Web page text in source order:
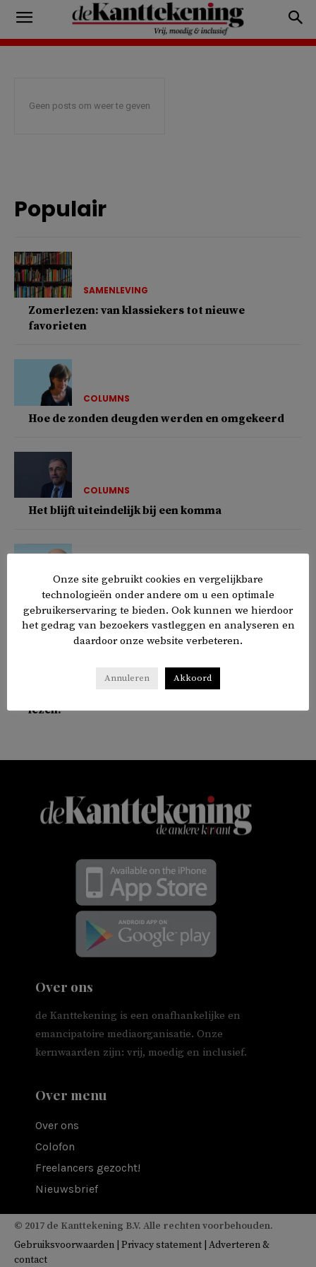
Geen posts om weer te geven
Populair
SAMENLEVING
Zomerlezen: van klassiekers tot nieuwe
favorieten
COLUMNS
Hoe de zonden deugden werden en omgekeerd
COLUMNS
Het blijft uiteindelijk bij een komma
COLUMNS
Even wanen we ons aan de oevers van de Bosporus
WERELD
lezen?
Over ons
de Kanttekening is een onafhankelijke en
emancipatoire mediaorganisatie. Onze
kernwaarden zijn: vrij, moedig en inclusief.
Over menu
Over ons
Colofon
Freelancers gezocht!
Nieuwsbrief
© 2017 de Kanttekening B.V. Alle rechten voorbehouden.
Gebruiksvoorwaarden Privacy statement Adverteren &
contact
Onze site gebruikt cookies en vergelijkbare
technologieën onder andere om u een optimale
gebruikerservaring te bieden. Ook kunnen we hierdoor
het gedrag van bezoekers vastleggen en analyseren en
daardoor onze website verbeteren.
Annuleren Akkoord